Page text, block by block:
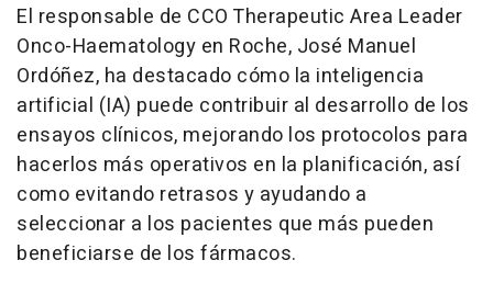
El responsable de CCO Therapeutic Area Leader
Onco-Haematology en Roche, José Manuel
Ordóñez, ha destacado cómo la inteligencia
artificial (IA) puede contribuir al desarrollo de los
ensayos clínicos, mejorando los protocolos para
hacerlos más operativos en la planificación, así
como evitando retrasos y ayudando a
seleccionar a los pacientes que más pueden
beneficiarse de los fármacos.